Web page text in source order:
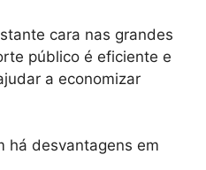
cara nas grandes
público é eficiente e
a economizar
há desvantagens em